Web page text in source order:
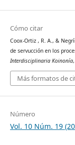
Cómo citar
Coox-Ortiz , R. A., &
de servucción en los
Interdisciplinaria Koinonía,
Más formatos de
Número
Vol. 10 Núm. 19